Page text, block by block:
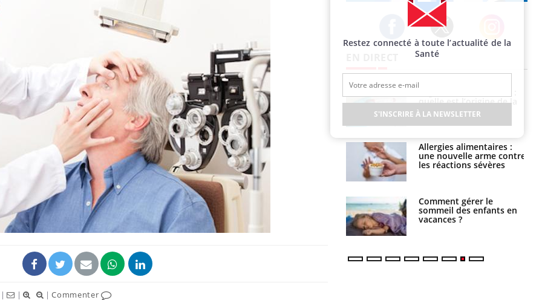
| | |Commenter
Facebook Twitter Instagram
Le smartphone nuit-il à
l'apprentissage de la
lecture ?
Mordue par une tique en
vacances, elle reste dans
le coma pendant 42 jours
Mordue par un
barracuda, une petite fille
secourue grâce à un
réflexe essentiel
quelle est l’origine de la
contamination ?
Allergies alimentaires :
une nouvelle arme contre
les réactions sévères
Comment gérer le
sommeil des enfants en
vacances ?
les kinés pourront
bientôt faire
TDAH : quel est ce
traitement autorisé aux
États-Unis ?
Cerveau : le mystère de la
"madeleine de Proust"
enfin expliqué
Restez connecté à toute l’actualité de la
Santé
S'INSCRIRE À LA NEWSLETTER